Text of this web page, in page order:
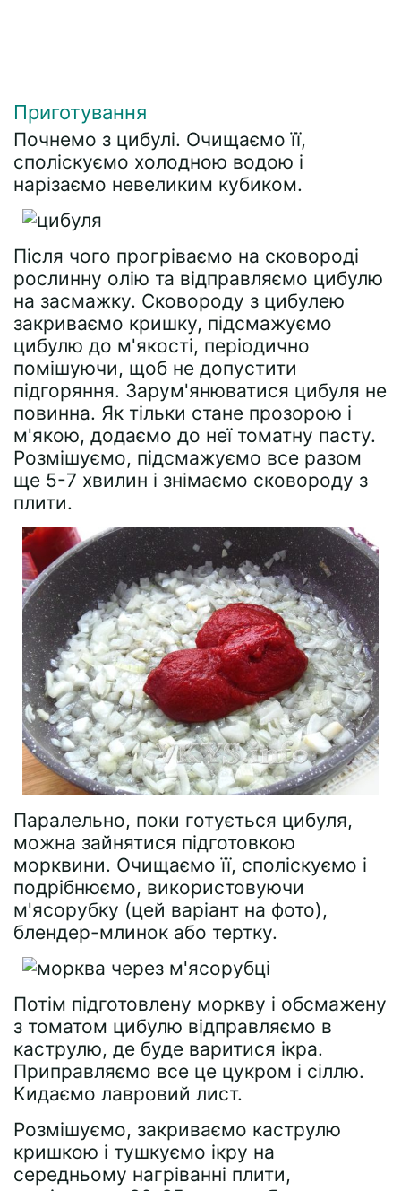
Приготування
Почнемо з цибулі. Очищаємо її,
споліскуємо холодною водою і
нарізаємо невеликим кубиком.
Після чого прогріваємо на сковороді
рослинну олію та відправляємо цибулю
на засмажку. Сковороду з цибулею
закриваємо кришку, підсмажуємо
цибулю до м'якості, періодично
помішуючи, щоб не допустити
підгоряння. Зарум'янюватися цибуля не
повинна. Як тільки стане прозорою і
м'якою, додаємо до неї томатну пасту.
Розмішуємо, підсмажуємо все разом
ще 5-7 хвилин і знімаємо сковороду з
плити.
Паралельно, поки готується цибуля,
можна зайнятися підготовкою
морквини. Очищаємо її, споліскуємо і
подрібнюємо, використовуючи
м'ясорубку (цей варіант на фото),
блендер-млинок або тертку.
Потім підготовлену моркву і обсмажену
з томатом цибулю відправляємо в
каструлю, де буде варитися ікра.
Приправляємо все це цукром і сіллю.
Кидаємо лавровий лист.
Розмішуємо, закриваємо каструлю
кришкою і тушкуємо ікру на
середньому нагріванні плити,